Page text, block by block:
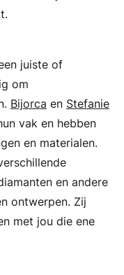
juiste of
om
Bijorca en Stefanie
vak en hebben
en materialen.
en andere
ontwerpen. Zij
met jou die ene